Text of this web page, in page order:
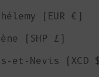
(EUR €)
(SHP £)
et-Nevis (XCD